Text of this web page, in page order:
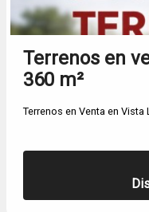
Terrenos en
360 m²
Terrenos en Venta en Vista